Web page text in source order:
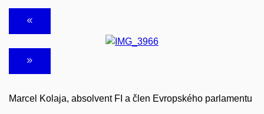
Marcel Kolaja, absolvent FI a člen Evropského parlamentu